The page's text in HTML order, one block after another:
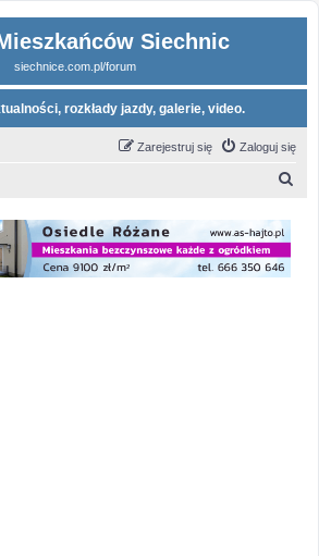
Siechnic
siechnice.com.pl/forum
rozkłady jazdy, galerie, video.
Zaloguj się
Zarejestruj się